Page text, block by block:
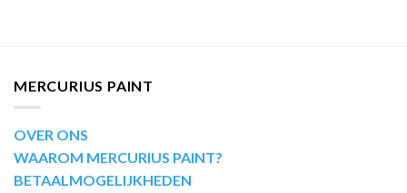
MERCURIUS PAINT
OVER ONS
WAAROM MERCURIUS PAINT?
BETAALMOGELIJKHEDEN